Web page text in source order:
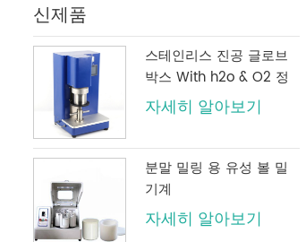
신제품
스테인리스 진공 글로브
박스 With h2o & O2 정
화 시스템
자세히 알아보기
분말 밀링 용 유성 볼 밀
기계
자세히 알아보기